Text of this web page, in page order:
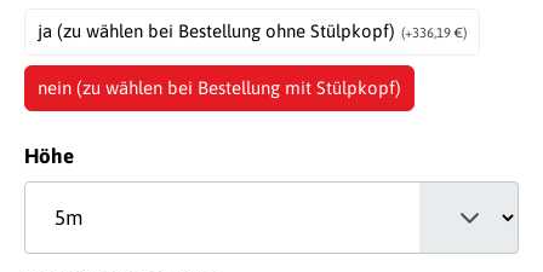
ja (zu wählen bei Bestellung ohne Stülpkopf) (+336,19 €)
nein (zu wählen bei Bestellung mit Stülpkopf)
Höheauswählen